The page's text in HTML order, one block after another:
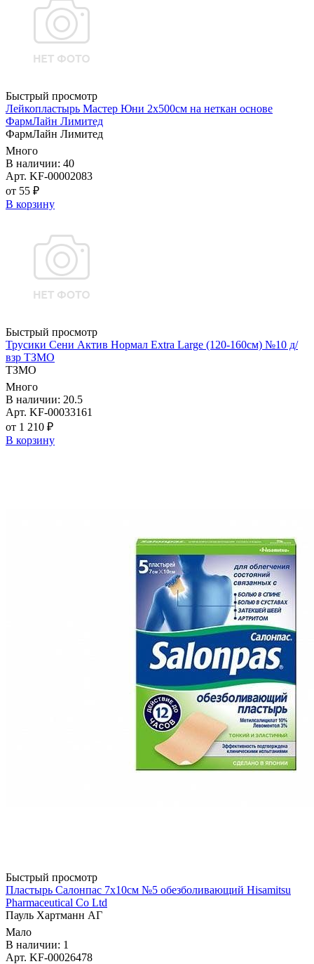
Быстрый просмотр
Лейкопластырь Мастер Юни 2х500см на неткан основе
ФармЛайн Лимитед
ФармЛайн Лимитед
Много
В наличии: 40
Арт. KF-00002083
от 55 ₽
В корзину
Быстрый просмотр
Трусики Сени Актив Нормал Extra Large (120-160см) №10 д/
взр ТЗМО
ТЗМО
Много
В наличии: 20.5
Арт. KF-00033161
от 1 210 ₽
В корзину
Быстрый просмотр
Пластырь Салонпас 7х10см №5 обезболивающий Hisamitsu
Pharmaceutical Co Ltd
Пауль Хартманн AГ
Мало
В наличии: 1
Арт. KF-00026478